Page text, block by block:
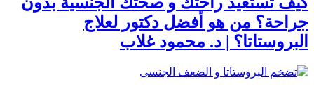
جراحة؟ من هو أفضل دكتور لعلاج
البروستاتا؟ | د. محمود غلاب